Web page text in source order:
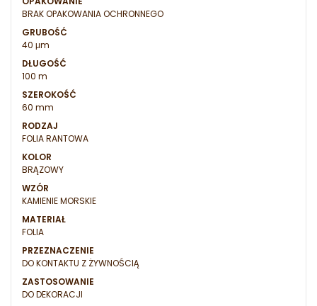
BRAK OPAKOWANIA OCHRONNEGO
GRUBOŚĆ
40 μm
DŁUGOŚĆ
100 m
SZEROKOŚĆ
60 mm
RODZAJ
FOLIA RANTOWA
KOLOR
BRĄZOWY
WZÓR
KAMIENIE MORSKIE
MATERIAŁ
FOLIA
PRZEZNACZENIE
DO KONTAKTU Z ŻYWNOŚCIĄ
ZASTOSOWANIE
DO DEKORACJI